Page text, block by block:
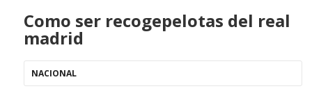
Como ser recogepelotas del real
madrid
NACIONAL